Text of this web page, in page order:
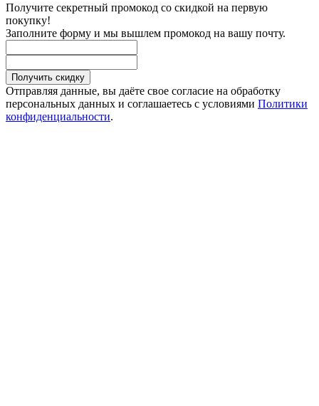
Получите секретный промокод со скидкой на первую
покупку!
Заполните форму и мы вышлем промокод на вашу почту.
Получить скидку
Отправляя данные, вы даёте свое согласие на обработку
персональных данных и соглашаетесь с условиями Политики
конфиденциальности.